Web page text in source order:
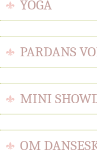
YOGA
PARDANS
MINI
OM